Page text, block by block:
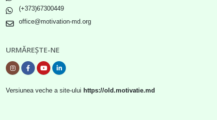
(+373)67300449
office@motivation-md.org
URMĂREȘTE-NE
Versiunea veche a site-ului https://old.motivatie.md